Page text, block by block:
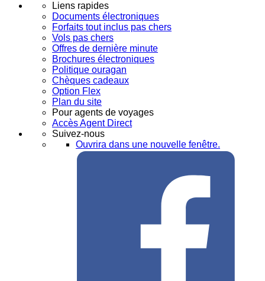
Liens rapides
Documents électroniques
Forfaits tout inclus pas chers
Vols pas chers
Offres de dernière minute
Brochures électroniques
Politique ouragan
Chèques cadeaux
Option Flex
Plan du site
Pour agents de voyages
Accès Agent Direct
Suivez-nous
Ouvrira dans une nouvelle fenêtre.